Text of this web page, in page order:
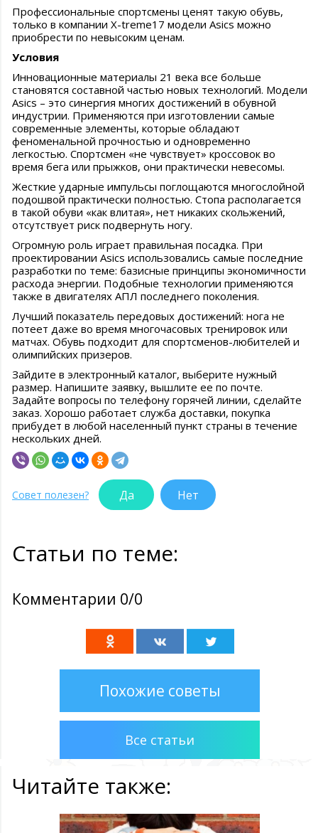
Профессиональные спортсмены ценят такую обувь,
только в компании Х-treme17 модели Asics можно
приобрести по невысоким ценам.
Условия
Инновационные материалы 21 века все больше
становятся составной частью новых технологий. Модели
Asics – это синергия многих достижений в обувной
индустрии. Применяются при изготовлении самые
современные элементы, которые обладают
феноменальной прочностью и одновременно
легкостью. Спортсмен «не чувствует» кроссовок во
время бега или прыжков, они практически невесомы.
Жесткие ударные импульсы поглощаются многослойной
подошвой практически полностью. Стопа располагается
в такой обуви «как влитая», нет никаких скольжений,
отсутствует риск подвернуть ногу.
Огромную роль играет правильная посадка. При
проектировании Asics использовались самые последние
разработки по теме: базисные принципы экономичности
расхода энергии. Подобные технологии применяются
также в двигателях АПЛ последнего поколения.
Лучший показатель передовых достижений: нога не
потеет даже во время многочасовых тренировок или
матчах. Обувь подходит для спортсменов-любителей и
олимпийских призеров.
Зайдите в электронный каталог, выберите нужный
размер. Напишите заявку, вышлите ее по почте.
Задайте вопросы по телефону горячей линии, сделайте
заказ. Хорошо работает служба доставки, покупка
прибудет в любой населенный пункт страны в течение
нескольких дней.
Совет полезен? Да Нет
Статьи по теме:
Комментарии 0/0
Похожие советы
Все статьи
Читайте также: